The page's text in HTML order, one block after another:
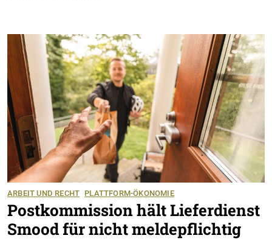
ARBEIT UND RECHT PLATTFORM-ÖKONOMIE
Postkommission hält Lieferdienst
Smood für nicht meldepflichtig